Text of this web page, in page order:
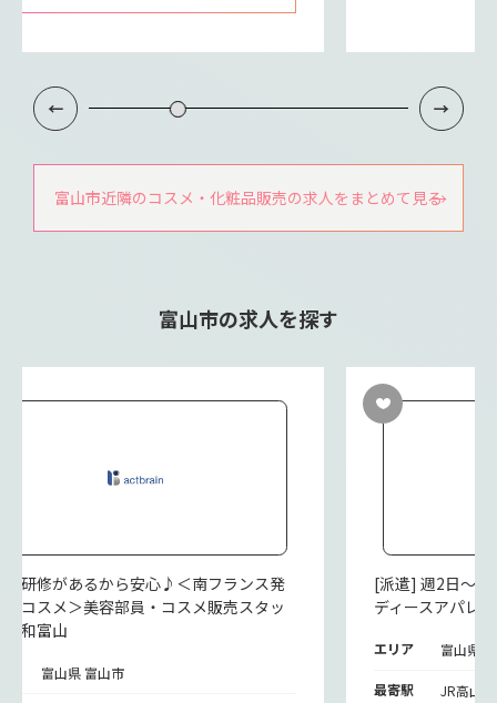
富山市近隣のコスメ・化粧品販売の求人をまとめて見る
富山市の求人を探す
] 研修があるから安心♪＜南フランス発
派コスメ＞美容部員・コスメ販売スタッ
大和富山
富山県 富山市
[派遣] 週2日～
ディースアパレ
エリア 富山県
最寄駅 JR高山